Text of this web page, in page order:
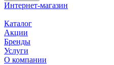
Интернет-магазин
Каталог
Акции
Бренды
Услуги
О компании